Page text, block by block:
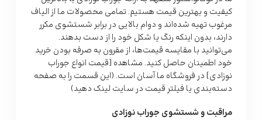
کیفیت و بهترین قیمت هستیم. تمامی محصولات ما از الیاف
مرغوب تهیه شده‌اند و دوام بالایی در برابر شستشوی مکرر
دارند، بدون اینکه رنگ یا شکل خود را از دست بدهند.
می‌توانید با مقایسه قیمت‌ها، از مقرون به صرفه بودن خرید
خود اطمینان حاصل کنید. مشاهده [قیمت انواع جوراب
نوزادی] در فروشگاه ما آسان است. (این قسمت را به صفحه
دسته‌بندی یا فیلتر قیمت در سایت لینک دهید)
مراقبت و شستشوی جوراب نوزادی